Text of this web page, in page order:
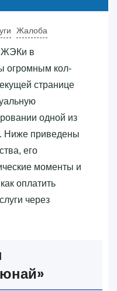
Жалоба
ЖЭКи в
огромным кол-
странице
одной из
Ниже приведены
его
моменты и
оплатить
через